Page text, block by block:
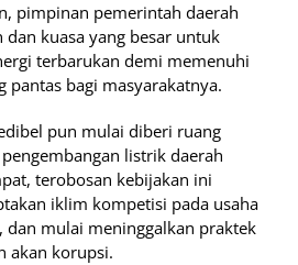
pimpinan pemerintah daerah
kuasa yang besar untuk
terbarukan demi memenuhi
pantas bagi masyarakatnya.
pun mulai diberi ruang
listrik daerah
terobosan kebijakan ini
iklim kompetisi pada usaha
dan mulai meninggalkan praktek
akan korupsi.